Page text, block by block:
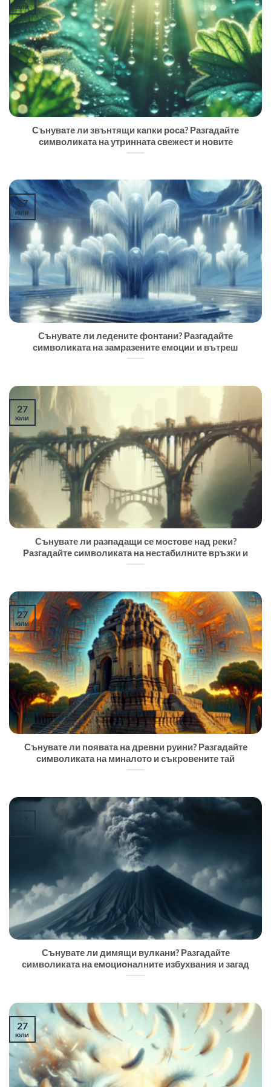
Сънувате ли звънтящи капки роса? Разгадайте
символиката на утринната свежест и новите
юли
Сънувате ли ледените фонтани? Разгадайте
символиката на замразените емоции и вътреш
27
юли
Сънувате ли разпадащи се мостове над реки?
Разгадайте символиката на нестабилните връзки и
27
юли
Сънувате ли появата на древни руини? Разгадайте
символиката на миналото и съкровените тай
27
юли
Сънувате ли димящи вулкани? Разгадайте
символиката на емоционалните избухвания и загад
27
юли